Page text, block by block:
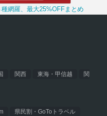
網羅、最大25%OFFまとめ
関西 東海・甲信越
関
県民割・GoToトラベル